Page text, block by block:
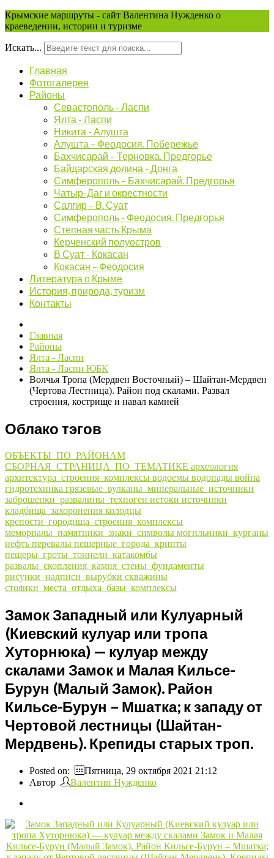
Крымские маршруты - сайт Валентина Нужденко о
краеведении, истории и туризме
Искать...
Главная
Фотогалерея
Районы
Севастополь - Ласпи
Ялта - Ласпи
Никита - Алушта
Алушта – Феодосия. Побережье
Бахчисарай – Терновка. Предгорье
Байдарская долина - Донга
Симферополь – Бахчисарай. Предгорья
Чатыр-Даг и окрестности
Салгир – В. Суат
Симферополь - Феодосия. Предгорья
Степная часть Крыма
Керченский полуостров
В Суат - Кокасан
Кокасан – Феодосия
Литература о Крыме
История, природа, туризм
Контакты
Главная
Районы
Ялта - Ласпи
Ялта - Ласпи ЮБК
Волчья Тропа (Мердвен Восточный) – Шайтан-Мердвен
(Чертова Лестница). Район под скалами. Развал
строения, кострище и навал камней
Облако тэгов
ОБЪЕКТЫ_ПО_РАЙОНАМ
СБОРНАЯ_СТРАНИЦА_ПО_ТЕМАТИКЕ археология
архитектура_строения_комплексы водоемы водопады война
гидротехника грязевые_вулканы_минеральные_источники
заброшенки_развалины_техноген истоки источники
кладбища_захоронения колодцы
крепости_городища_строения_комплексы
мемориалы_памятники_знаки_символы могильники_курганы
нефть перевалы пещерные_города_крипты
пещеры_гроты_тоннели_катакомбы
развалы_скопления_камня_стены_фундаменты
рисунки_надписи_вырубки скважины
стоянки_места_отдыха_базы_комплексы
Замок Западный или Кулуарный
(Киевский кулуар или тропа
Хуторнюка) — кулуар между
скалами Замок и Малая Кильсе-
Бурун (Малый Замок). Район
Кильсе-Бурун – Мшатка; к западу от
Чертовой лестницы (Шайтан-
Мердвень). Крепиды старых троп.
Posted on:
Пятница, 29 октября 2021 21:12
Автор
Валентин Нужденко